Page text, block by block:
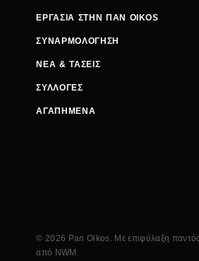
ΕΡΓΑΣΙΑ ΣΤΗΝ ΠΑΝ OIKOS
ΣΥΝΑΡΜΟΛΟΓΗΣΗ
ΝΕΑ & ΤΑΣΕΙΣ
ΣΥΛΛΟΓΕΣ
ΑΓΑΠΗΜΕΝΑ
© 2026 Pan Oikos. Με επιφύλαξη παντός
από NWM .